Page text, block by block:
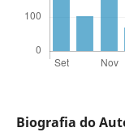
Biografia do